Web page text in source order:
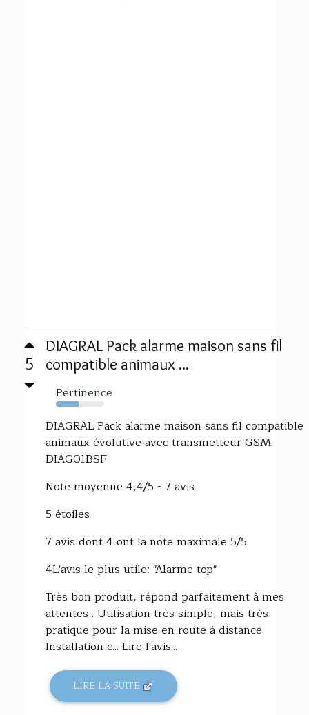
5
DIAGRAL Pack alarme maison sans fil
compatible animaux ...
Pertinence
47%
DIAGRAL Pack alarme maison sans fil compatible
animaux évolutive avec transmetteur GSM
DIAG01BSF
Note moyenne 4,4/5 - 7 avis
5 étoiles
7 avis dont 4 ont la note maximale 5/5
4L'avis le plus utile: "Alarme top"
Très bon produit, répond parfaitement à mes
attentes . Utilisation très simple, mais très
pratique pour la mise en route à distance.
Installation c... Lire l'avis...
LIRE LA SUITE